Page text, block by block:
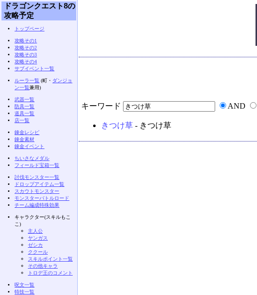
キーワード AND
きつけ草 - きつけ草
ドラゴンクエスト8の
攻略予定
トップページ
攻略その1
攻略その2
攻略その3
攻略その4
サブイベント一覧
ルーラ一覧 (町・ ダンジョ
ン一覧兼用)
武器一覧
防具一覧
道具一覧
店一覧
錬金レシピ
錬金素材
錬金イベント
ちいさなメダル
フィールド宝箱一覧
討伐モンスター一覧
ドロップアイテム一覧
スカウトモンスター
モンスターバトルロード
チーム編成特殊効果
キャラクター(スキルもこ
こ)
主人公
ヤンガス
ゼシカ
ククール
スキルポイント一覧
その他キャラ
トロデ王のコメント
呪文一覧
特技一覧